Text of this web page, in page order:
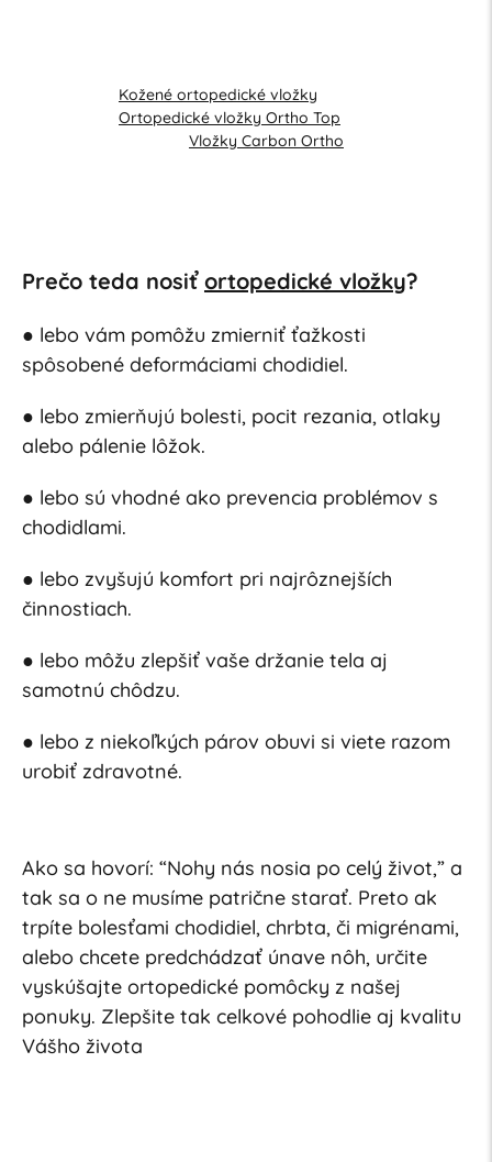
Kožené ortopedické vložky
Ortopedické vložky Ortho Top
Vložky Carbon Ortho
Prečo teda nosiť ortopedické vložky?
● lebo vám pomôžu zmierniť ťažkosti
spôsobené deformáciami chodidiel.
● lebo zmierňujú bolesti, pocit rezania, otlaky
alebo pálenie lôžok.
● lebo sú vhodné ako prevencia problémov s
chodidlami.
● lebo zvyšujú komfort pri najrôznejších
činnostiach.
● lebo môžu zlepšiť vaše držanie tela aj
samotnú chôdzu.
● lebo z niekoľkých párov obuvi si viete razom
urobiť zdravotné.
Ako sa hovorí: “Nohy nás nosia po celý život,” a
tak sa o ne musíme patrične starať. Preto ak
trpíte bolesťami chodidiel, chrbta, či migrénami,
alebo chcete predchádzať únave nôh, určite
vyskúšajte ortopedické pomôcky z našej
ponuky. Zlepšite tak celkové pohodlie aj kvalitu
Vášho života